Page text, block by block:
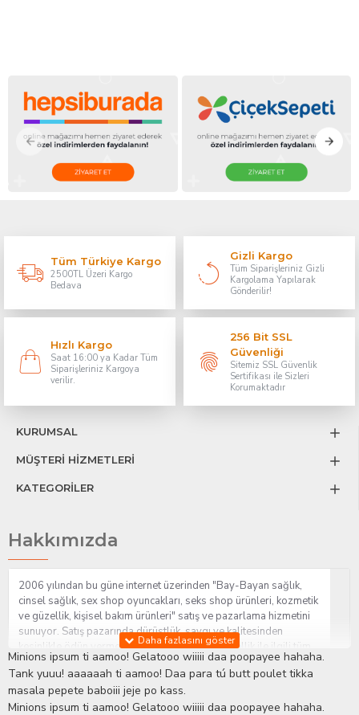
Tüm Türkiye Kargo
2500TL Üzeri Kargo
Bedava
Gizli Kargo
Tüm Siparişleriniz Gizli
Kargolama Yapılarak
Gönderilir!
Hızlı Kargo
Saat 16:00 ya Kadar Tüm
Siparişleriniz Kargoya
verilir.
256 Bit SSL
Güvenliği
Sitemiz SSL Güvenlik
Sertifikası ile Sizleri
Korumaktadır
KURUMSAL
MÜŞTERİ HİZMETLERİ
KATEGORİLER
Hakkımızda
2006 yılından bu güne internet üzerinden "Bay-Bayan sağlık,
cinsel sağlık, sex shop oyuncakları, seks shop ürünleri, kozmetik
ve güzellik, kişisel bakım ürünleri" satış ve pazarlama hizmetini
sunuyor. Satış pazarında dürüstlük, saygı ve kalitesinden
kesinlikle ödün vermeden hizmet sağlık ve güzellik ile ilgili tüm
sorularınıza anında cevap verebilen Yetkin ve uzman kadrosu ile
ihtiyaçlarınızı en uygun fiyat ve taksit seçenekleriyle karşılıyor.
İstanbul beylikdüzü Erotik Shop sitemizde insan odaklı çalışma
stratejimiz ile müşterilerimizin yaşamlarında mutlu, sağlıklı ve
Minions ipsum ti aamoo! Gelatooo wiiiii daa poopayee hahaha.
Tank yuuu! aaaaaah ti aamoo! Daa para tú butt poulet tikka
masala pepete baboiii jeje po kass.
Minions ipsum ti aamoo! Gelatooo wiiiii daa poopayee hahaha.